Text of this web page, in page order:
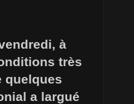
à
très
quelques
a largué